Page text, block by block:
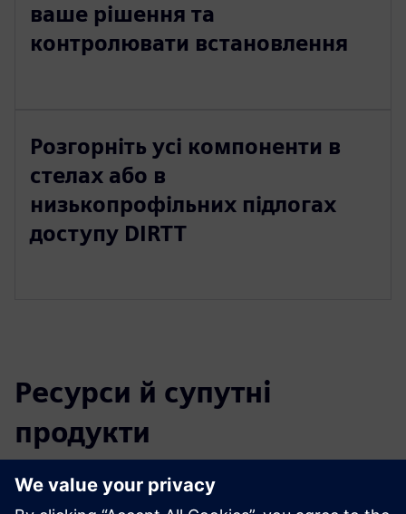
ваше рішення та
контролювати встановлення
Розгорніть усі компоненти в
стелах або в
низькопрофільних підлогах
доступу DIRTT
Ресурси й супутні
продукти
Додаткова інформація та ресурси